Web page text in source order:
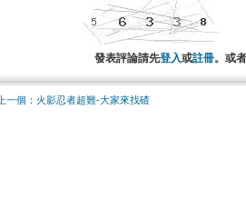
發表評論請先登入或註冊。或
上一個：火影忍者超難-大家來找碴